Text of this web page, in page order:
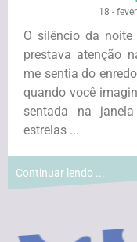
18 -
O silêncio da
prestava atenção
me sentia do
quando você
sentada na
estrelas ...
Continuar lendo ...